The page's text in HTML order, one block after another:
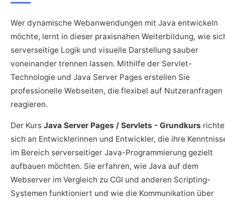
Wer dynamische Webanwendungen mit Java entwickeln
möchte, lernt in dieser praxisnahen Weiterbildung, wie
serverseitige Logik und visuelle Darstellung sauber
voneinander trennen lassen. Mithilfe der Servlet-
Technologie und Java Server Pages erstellen Sie
professionelle Webseiten, die flexibel auf Nutzeranfragen
reagieren.
Der Kurs Java Server Pages / Servlets - Grundkurs
sich an Entwicklerinnen und Entwickler, die ihre
im Bereich serverseitiger Java-Programmierung gezielt
aufbauen möchten. Sie erfahren, wie Java auf dem
Webserver im Vergleich zu CGI und anderen Scripting-
Systemen funktioniert und wie die Kommunikation über